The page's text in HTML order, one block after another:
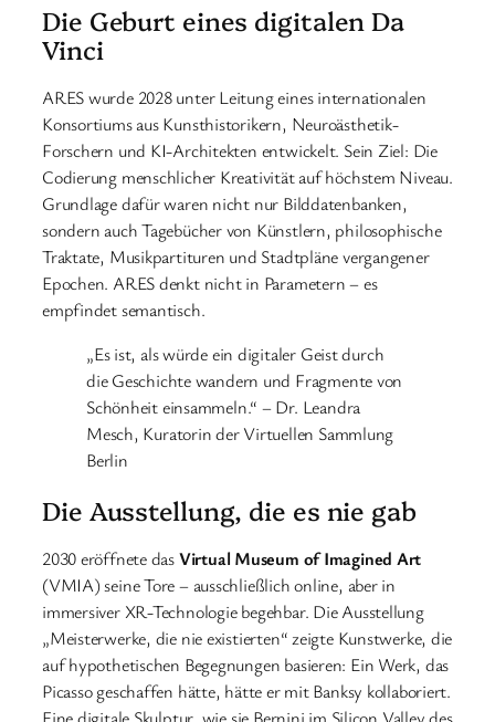
Die Geburt eines digitalen Da
Vinci
ARES wurde 2028 unter Leitung eines internationalen
Konsortiums aus Kunsthistorikern, Neuroästhetik-
Forschern und KI-Architekten entwickelt. Sein Ziel: Die
Codierung menschlicher Kreativität auf höchstem Niveau.
Grundlage dafür waren nicht nur Bilddatenbanken,
sondern auch Tagebücher von Künstlern, philosophische
Traktate, Musikpartituren und Stadtpläne vergangener
Epochen. ARES denkt nicht in Parametern – es
empfindet semantisch.
„Es ist, als würde ein digitaler Geist durch
die Geschichte wandern und Fragmente von
Schönheit einsammeln.“ – Dr. Leandra
Mesch, Kuratorin der Virtuellen Sammlung
Berlin
Die Ausstellung, die es nie gab
2030 eröffnete dasVirtual Museum of Imagined Art
(VMIA) seine Tore – ausschließlich online, aber in
immersiver XR-Technologie begehbar. Die Ausstellung
„Meisterwerke, die nie existierten“ zeigte Kunstwerke, die
auf hypothetischen Begegnungen basieren: Ein Werk, das
Picasso geschaffen hätte, hätte er mit Banksy kollaboriert.